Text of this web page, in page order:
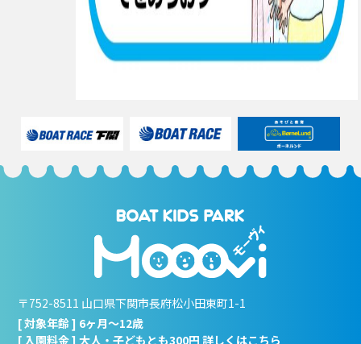
〒752-8511 山口県下関市長府松小田東町1-1
[ 対象年齢 ] 6ヶ月～12歳
[ 入園料金 ] 大人・子どもとも300円 詳しくはこちら